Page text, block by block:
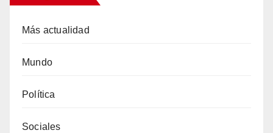
Más actualidad
Mundo
Política
Sociales